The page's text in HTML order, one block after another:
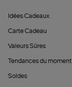
Idées Cadeaux
Carte Cadeau
Valeurs Sûres
Tendances du moment
Soldes